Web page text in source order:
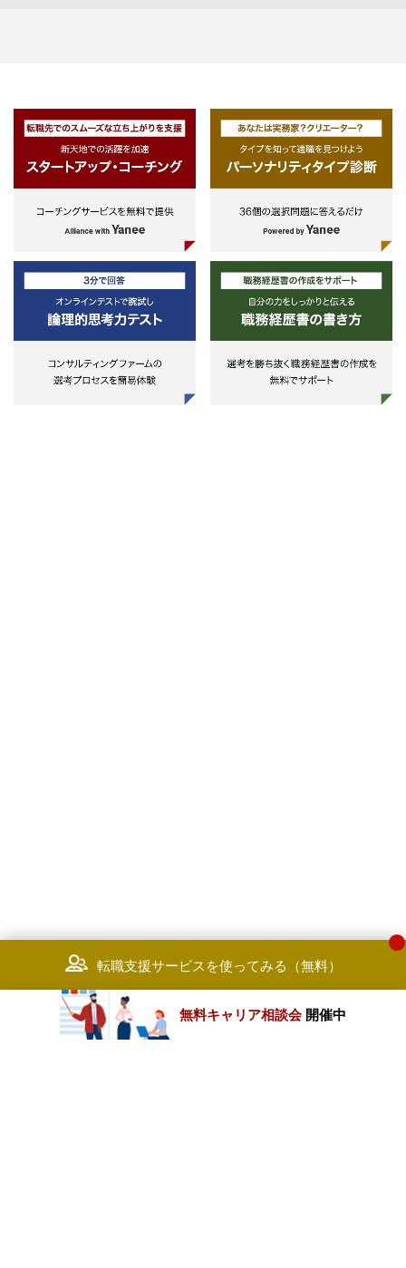
空室床に対して賃貸営業を実施す
だけでなく、不動産ごとのコアテ
ント企業との良好な関係づくりを
事にしています。また、新しいア
ディアをもった改修・貸し方など
ャレンジしやすい環境です。
※ビル管理面は資産運用部門にて
施し、当部門は賃貸収入獲得のた
のテナント営業を担います。
＜取得・運用対象物件＞
宅、ヘルスケア、商業施設など社
ニーズに応える様々な用途
転職支援サービスを使ってみる（無料）
無料キャリア相談会 開催中